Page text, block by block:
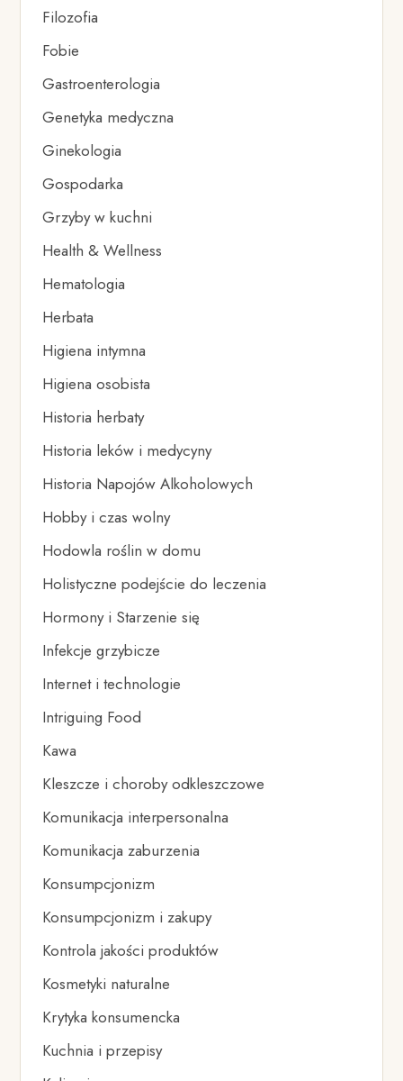
Filozofia
Fobie
Gastroenterologia
Genetyka medyczna
Ginekologia
Gospodarka
Grzyby w kuchni
Health & Wellness
Hematologia
Herbata
Higiena intymna
Higiena osobista
Historia herbaty
Historia leków i medycyny
Historia Napojów Alkoholowych
Hobby i czas wolny
Hodowla roślin w domu
Holistyczne podejście do leczenia
Hormony i Starzenie się
Infekcje grzybicze
Internet i technologie
Intriguing Food
Kawa
Kleszcze i choroby odkleszczowe
Komunikacja interpersonalna
Komunikacja zaburzenia
Konsumpcjonizm
Konsumpcjonizm i zakupy
Kontrola jakości produktów
Kosmetyki naturalne
Krytyka konsumencka
Kuchnia i przepisy